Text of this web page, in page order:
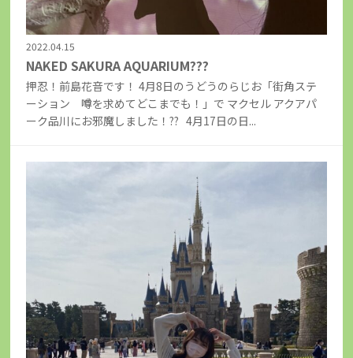
2022.04.15
NAKED SAKURA AQUARIUM???
押忍！前島花音です！ 4月8日のうどうのらじお「街角ステ
ーション 噂を求めてどこまでも！」で マクセル アクアパ
ーク品川にお邪魔しました！?? 4月17日の日...